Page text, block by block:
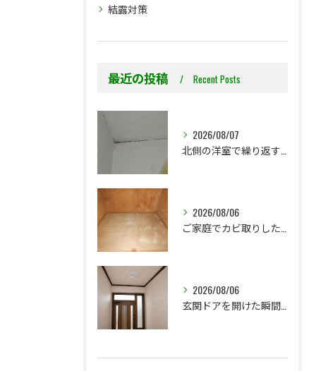
結露対策
最近の投稿 Recent Posts
2026/08/07
2026/08/06
2026/08/06